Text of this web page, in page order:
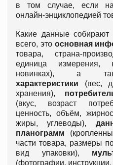
в том случае, если
онлайн-энциклопедией
Какие данные
всего, это основная
товара, страна-
единица измерения,
новинках), а
характеристики (вес,
хранения),
(вкус, возраст
ценность, объём,
жиры, углеводы),
планограмм
части товара, размеры
вид упаковки),
(фотографии,